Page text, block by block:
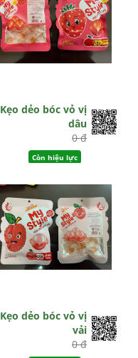
Kẹo dẻo bóc vỏ vị
dâu
0 đ
Còn hiệu lực
Kẹo dẻo bóc vỏ vị
vải
0 đ